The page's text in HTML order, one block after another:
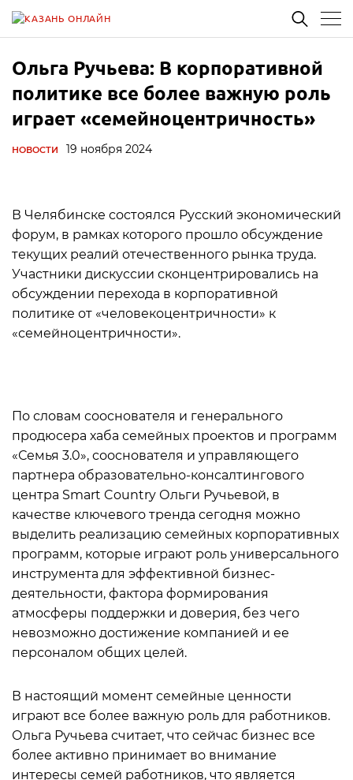
Ольга Ручьева: В корпоративной
политике все более важную роль
играет «семейноцентричность»
НОВОСТИ 19 ноября 2024
В Челябинске состоялся Русский экономический
форум, в рамках которого прошло обсуждение
текущих реалий отечественного рынка труда.
Участники дискуссии сконцентрировались на
обсуждении перехода в корпоративной
политике от «человекоцентричности» к
«семейноцентричности».
По словам сооснователя и генерального
продюсера хаба семейных проектов и программ
«Семья 3.0», сооснователя и управляющего
партнера образовательно-консалтингового
центра Smart Country Ольги Ручьевой, в
качестве ключевого тренда сегодня можно
выделить реализацию семейных корпоративных
программ, которые играют роль универсального
инструмента для эффективной бизнес-
деятельности, фактора формирования
атмосферы поддержки и доверия, без чего
невозможно достижение компанией и ее
персоналом общих целей.
В настоящий момент семейные ценности
играют все более важную роль для работников.
Ольга Ручьева считает, что сейчас бизнес все
более активно принимает во внимание
интересы семей работников, что является